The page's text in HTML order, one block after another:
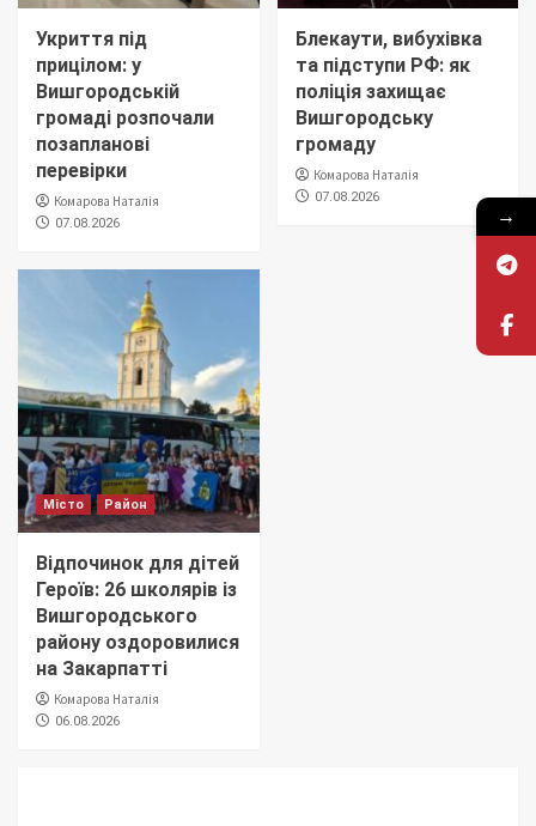
Укриття під
прицілом: у
Вишгородській
громаді розпочали
позапланові
перевірки
Комарова Наталія
07.08.2026
Блекаути, вибухівка
та підступи РФ: як
поліція захищає
Вишгородську
громаду
Комарова Наталія
07.08.2026
Місто Район
Відпочинок для дітей
Героїв: 26 школярів із
Вишгородського
району оздоровилися
на Закарпатті
Комарова Наталія
06.08.2026
→